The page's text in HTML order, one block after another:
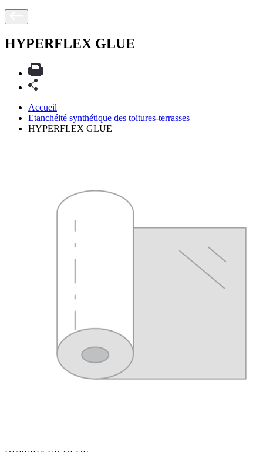
HYPERFLEX GLUE
Accueil
Etanchéité synthétique des toitures-terrasses
HYPERFLEX GLUE